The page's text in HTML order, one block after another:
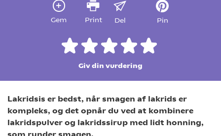
Gem Print Del Pin
Giv din vurdering
Lakridsis er bedst, når smagen af lakrids er
kompleks, og det opnår du ved at kombinere
lakridspulver og lakridssirup med lidt honning,